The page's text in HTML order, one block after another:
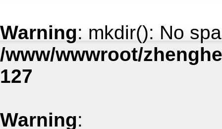
Warning: mkdir(): No
/www/wwwroot/
127
Warning: